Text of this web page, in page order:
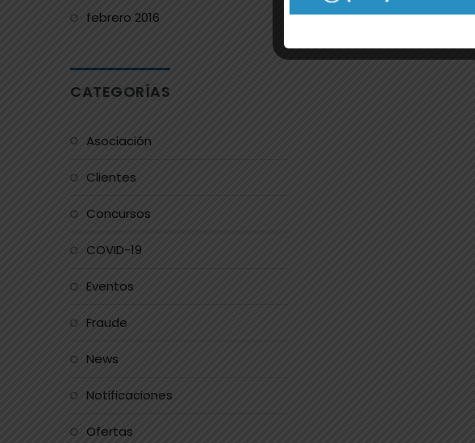
febrero 2016
CATEGORÍAS
Asociación
Clientes
Concursos
COVID-19
Eventos
Fraude
News
Notificaciones
Ofertas